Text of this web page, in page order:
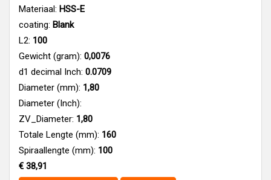
Materiaal: HSS-E
coating: Blank
L2: 100
Gewicht (gram): 0,0076
d1 decimal Inch: 0.0709
Diameter (mm): 1,80
Diameter (Inch):
ZV_Diameter: 1,80
Totale Lengte (mm): 160
Spiraallengte (mm): 100
€ 38,91